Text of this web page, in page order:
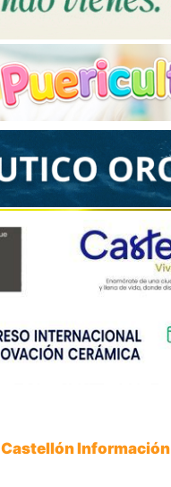
Castellón Información